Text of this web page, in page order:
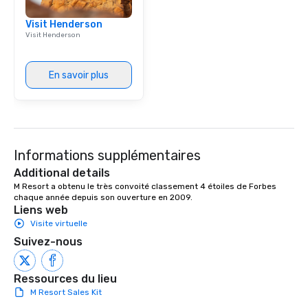
Visit Henderson
Visit Henderson
En savoir plus
Informations supplémentaires
Additional details
M Resort a obtenu le très convoité classement 4 étoiles de Forbes
chaque année depuis son ouverture en 2009.
Liens web
Visite virtuelle
Suivez-nous
Ressources du lieu
M Resort Sales Kit